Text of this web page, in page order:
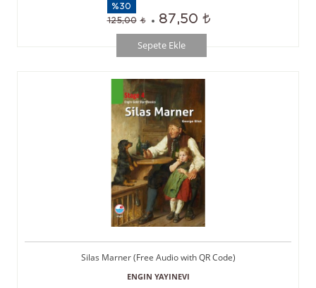
Sepete Ekle
%30
125,00
87,50
Silas Marner (Free Audio with QR Code)
ENGIN YAYINEVI